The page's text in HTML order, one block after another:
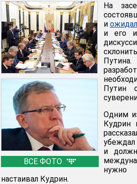
ВСЕ ФОТО
На
и
и его
Путин
Одним
Кудрин
убеждал
и
нужно
настаивал Кудрин.